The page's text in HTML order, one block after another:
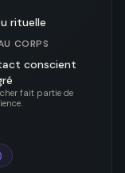
rituelle
CORPS
conscient
fait partie de